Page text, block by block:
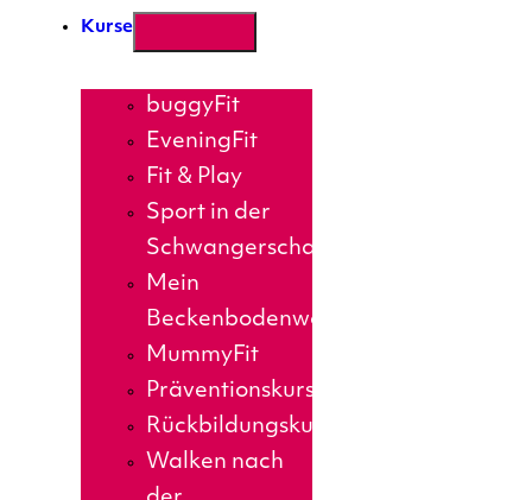
Kurse
buggyFit
EveningFit
Fit & Play
Sport in der
Schwangerschaft
Mein
Beckenbodenworkout
MummyFit
Präventionskurse
Rückbildungskurs
Walken nach